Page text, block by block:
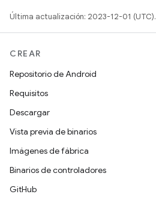
Última actualización: 2023-12-01 (UTC).
CREAR
Repositorio de Android
Requisitos
Descargar
Vista previa de binarios
Imágenes de fábrica
Binarios de controladores
GitHub